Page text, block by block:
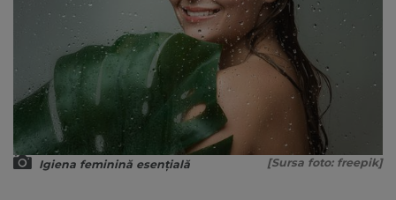
Igiena feminină esențială [Sursa foto: freepik]